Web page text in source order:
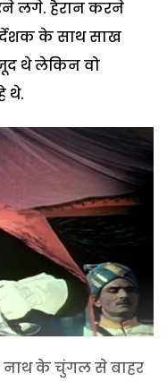
लगे. हैरान करने
के साथ साख
थे लेकिन वो
थे.
नाथ के चुंगल से बाहर